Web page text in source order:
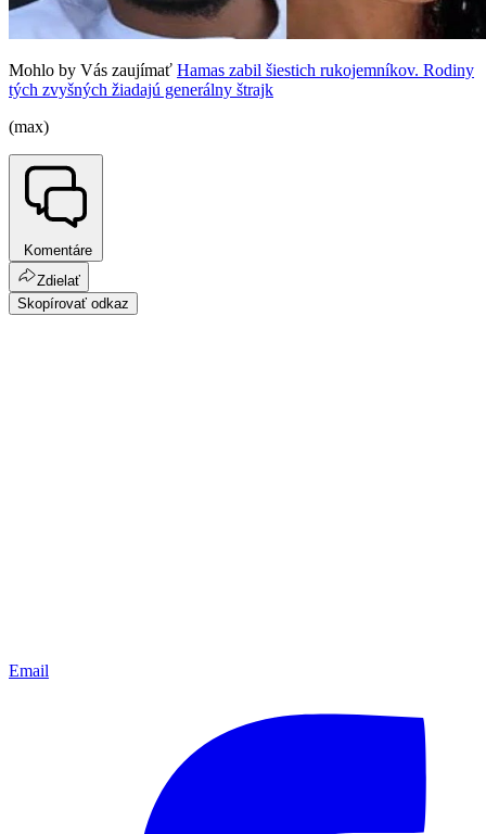
Mohlo by Vás zaujímať Hamas zabil šiestich rukojemníkov. Rodiny
tých zvyšných žiadajú generálny štrajk
(max)
Komentáre
Zdielať
Skopírovať odkaz
Email